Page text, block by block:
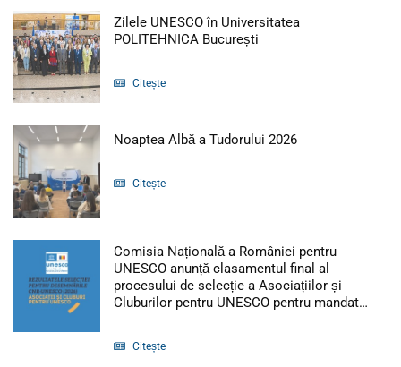
Zilele UNESCO în Universitatea
POLITEHNICA București
Citește
Noaptea Albă a Tudorului 2026Articol: Noaptea
Citește
Comisia Națională a României pentru
UNESCO anunță clasamentul final al
procesului de selecție a Asociațiilor și
Cluburilor pentru UNESCO pentru mandat…
Citește